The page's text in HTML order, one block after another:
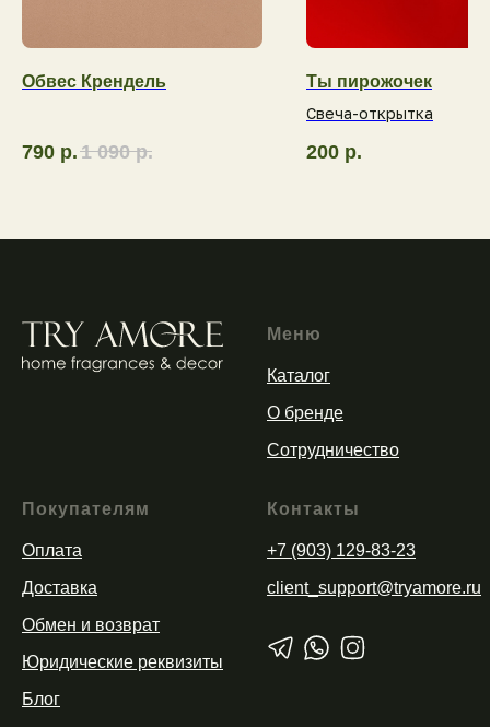
Обвес Крендель
790 р. 1 090 р.
Ты пирожочек
Свеча-открытка
200 р.
Меню
Каталог
О бренде
Сотрудничество
Покупателям
Оплата
Доставка
Обмен и возврат
Юридические реквизиты
Блог
Контакты
+7 (903) 129-83-23
client_support@tryamore.ru